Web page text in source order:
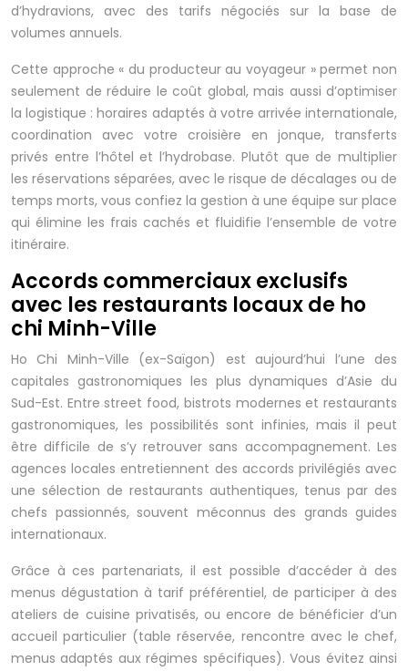
d’hydravions, avec des tarifs négociés sur la base de
volumes annuels.
Cette approche « du producteur au voyageur » permet non
seulement de réduire le coût global, mais aussi d’optimiser
la logistique : horaires adaptés à votre arrivée internationale,
coordination avec votre croisière en jonque, transferts
privés entre l’hôtel et l’hydrobase. Plutôt que de multiplier
les réservations séparées, avec le risque de décalages ou de
temps morts, vous confiez la gestion à une équipe sur place
qui élimine les frais cachés et fluidifie l’ensemble de votre
itinéraire.
Accords commerciaux exclusifs
avec les restaurants locaux de ho
chi Minh-Ville
Ho Chi Minh-Ville (ex-Saïgon) est aujourd’hui l’une des
capitales gastronomiques les plus dynamiques d’Asie du
Sud-Est. Entre street food, bistrots modernes et restaurants
gastronomiques, les possibilités sont infinies, mais il peut
être difficile de s’y retrouver sans accompagnement. Les
agences locales entretiennent des accords privilégiés avec
une sélection de restaurants authentiques, tenus par des
chefs passionnés, souvent méconnus des grands guides
internationaux.
Grâce à ces partenariats, il est possible d’accéder à des
menus dégustation à tarif préférentiel, de participer à des
ateliers de cuisine privatisés, ou encore de bénéficier d’un
accueil particulier (table réservée, rencontre avec le chef,
menus adaptés aux régimes spécifiques). Vous évitez ainsi